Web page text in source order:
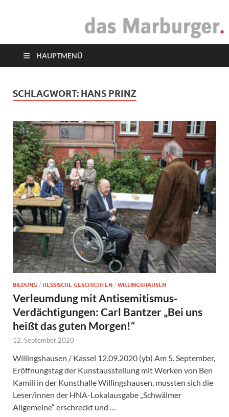
das Marburger.
HAUPTMENÜ
SCHLAGWORT: HANS PRINZ
BILDUNG / HESSISCHE GESCHICHTEN / WILLINGSHAUSEN
Verleumdung mit Antisemitismus-
Verdächtigungen: Carl Bantzer „Bei uns
heißt das guten Morgen!“
12. September 2020
Willingshausen / Kassel 12.09.2020 (yb) Am 5. September,
Eröffnungstag der Kunstausstellung mit Werken von Ben
Kamili in der Kunsthalle Willingshausen, mussten sich die
Leser/innen der HNA-Lokalausgabe „Schwälmer
Allgemeine“ erschreckt und …